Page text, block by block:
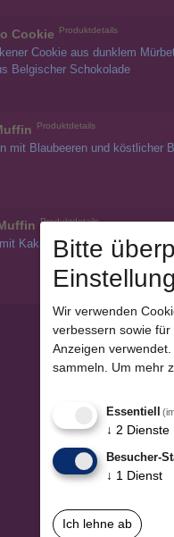
Cookie Produktdetails
Cookie aus dunklem
Belgischer Schokolade
Produktdetails
mit Blaubeeren und köstlicher
Produktdetails
Kakao- und Haselnusscreme
Bitte
Wir verwenden
verbessern sowie
Anzeigen
sammeln.
Um mehr
Essentiell
↓ 2 Dienste
Besucher-
↓ 1 Dienst
Ich lehne ab